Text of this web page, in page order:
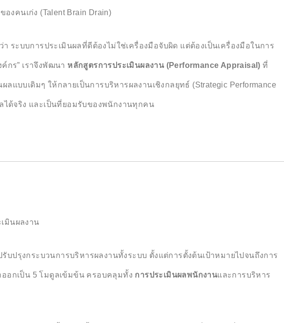
งคนเก่ง (Talent Brain Drain)
า ระบบการประเมินผลที่ดีต้องไม่ใช่เครื่องมือจับผิด แต่ต้องเป็นเครื่องมือในการ
กร” เราจึงพัฒนา หลักสูตรการประเมินผลงาน (Performance Appraisal) ที่
ลแบบเดิมๆ ให้กลายเป็นการบริหารผลงานเชิงกลยุทธ์ (Strategic Performance
ลได้จริง และเป็นที่ยอมรับของพนักงานทุกคน
มินผลงาน
บปรุงกระบวนการบริหารผลงานทั้งระบบ ตั้งแต่การตั้งต้นเป้าหมายไปจนถึงการ
อกเป็น 5 โมดูลเข้มข้น ครอบคลุมทั้ง การประเมินผลพนักงานและการบริหาร